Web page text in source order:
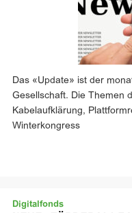
Das «Update» ist der
Gesellschaft. Die Themen
Kabelaufklärung,
Winterkongress
Digitalfonds